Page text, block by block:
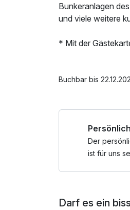
Bunkeranlagen
und viele weitere
* Mit der
Egal ob Sie
Touren, Ausflüge
können. Klicken
1 Flasche
Buchbar bis
Der
ist für uns
Darf es ein